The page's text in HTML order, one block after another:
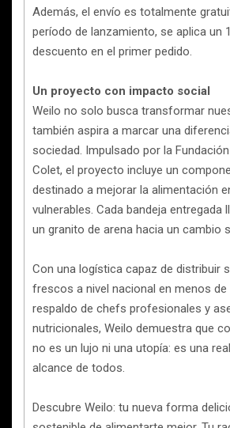
Además, el envío es totalmente
período de lanzamiento, se aplica un
descuento en el primer pedido.
Un proyecto con impacto social
Weilo no solo busca transformar
también aspira a marcar una
sociedad. Impulsado por la
Colet, el proyecto incluye un
destinado a mejorar la alimentación
vulnerables. Cada bandeja entregada
un granito de arena hacia un cambio
Con una logística capaz de distribuir
frescos a nivel nacional en menos de
respaldo de chefs profesionales y
nutricionales, Weilo demuestra que
no es un lujo ni una utopía: es una
alcance de todos.
Descubre Weilo: tu nueva forma